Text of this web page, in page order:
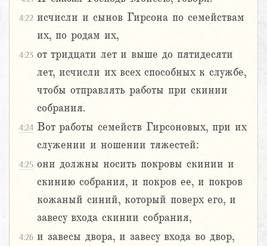
4:22 исчисли и сынов Гирсона по семействам
их, по родам их,
4:23 от тридцати лет и выше до пятидесяти
лет, исчисли их всех способных к службе,
чтобы отправлять работы при скинии
собрания.
4:24 Вот работы семейств Гирсоновых, при их
служении и ношении тяжестей:
4:25 они должны носить покровы скинии и
скинию собрания, и покров ее, и покров
кожаный синий, который поверх его, и
завесу входа скинии собрания,
4:26 и завесы двора, и завесу входа во двор,